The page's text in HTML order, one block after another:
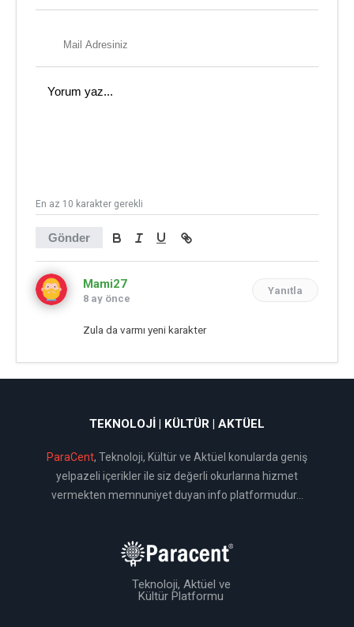
Gönder
En az 10 karakter gerekli
Mami27
8 ay önce
Yanıtla
Zula da varmı yeni karakter
TEKNOLOJI | KÜLTÜR | AKTÜEL
ParaCent, Teknoloji, Kültür ve Aktüel konularda geniş
yelpazeli içerikler ile siz değerli okurlarına hizmet
vermekten memnuniyet duyan info platformudur...
Teknoloji, Aktüel ve
Kültür Platformu